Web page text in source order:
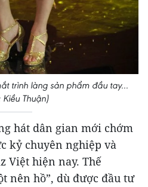
trình làng sản phẩm đầu tay...
Kiều Thuận)
hát dân gian mới chớm
kỷ chuyên nghiệp và
Việt hiện nay. Thế
nên hồ”, dù được đầu tư